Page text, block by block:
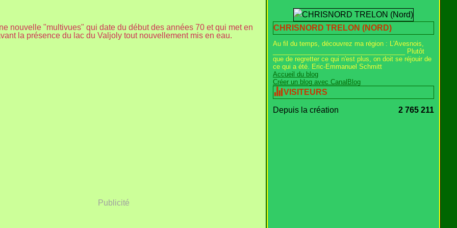
nouvelle "multivues" qui date du début des années 70 et qui met en
la présence du lac du Valjoly tout nouvellement mis en eau.
Publicité
CHRISNORD TRELON (NORD)
Au fil du temps, découvrez ma région : L'Avesnois,
_____________________________________ Plutôt
que de regretter ce qui n'est plus, on doit se réjouir de
ce qui a été. Eric-Emmanuel Schmitt
Accueil du blog
Créer un blog avec CanalBlog
VISITEURS
Depuis la création 2 765 211